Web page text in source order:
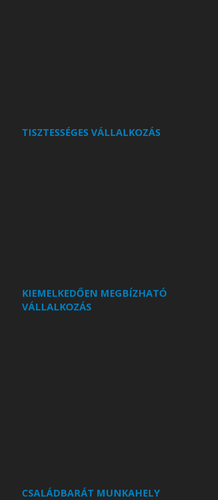
TISZTESSÉGES VÁLLALKOZÁS
KIEMELKEDŐEN MEGBÍZHATÓ
VÁLLALKOZÁS
CSALÁDBARÁT MUNKAHELY